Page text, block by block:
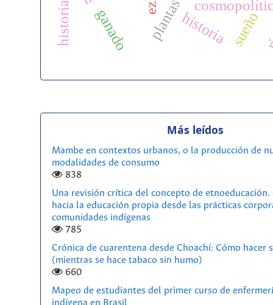
plantas
ganado historia sueño
Más leídos
Mambe en contextos urbanos, o la producción de
modalidades de consumo
838
Una revisión crítica del concepto de etnoeducación.
hacia la educación propia desde las prácticas
comunidades indígenas
785
Crónica de cuarentena desde Choachí: Cómo hacer
(mientras se hace tabaco sin humo)
660
Mapeo de estudiantes del primer curso de